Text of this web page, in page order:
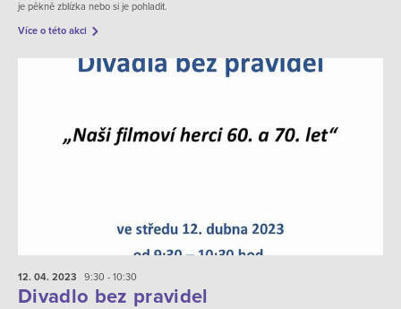
je pěkně zblízka nebo si je pohladit.
Více o této akci
12. 04. 2023 9:30 - 10:30
Divadlo bez pravidel